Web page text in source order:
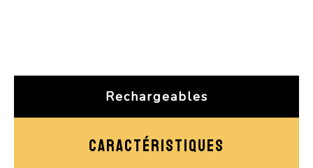
Rechargeables
CARACTÉRISTIQUES